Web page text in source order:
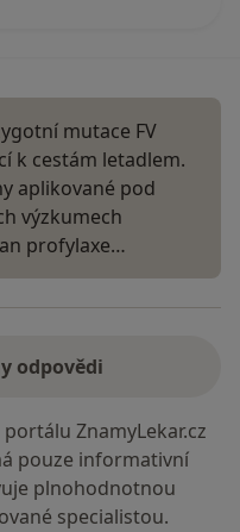
mutace FV
k cestám letadlem.
aplikované pod
výzkumech
profylaxe…
odpovědi
ZnamyLekar.cz
pouze informativní
plnohodnotnou
specialistou.